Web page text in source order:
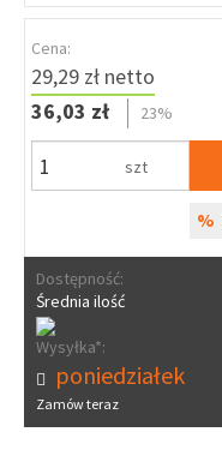
Cena:
29,29 zł netto
36,03 zł
23%
szt
%
Dostępność:
Średnia ilość
Wysyłka*:
poniedziałek
Zamów teraz